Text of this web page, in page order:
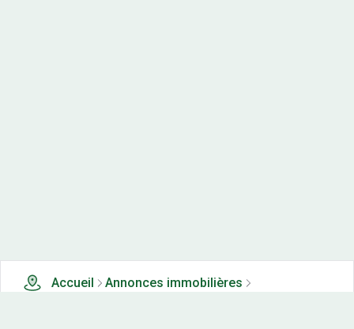
Accueil
Annonces immobilières